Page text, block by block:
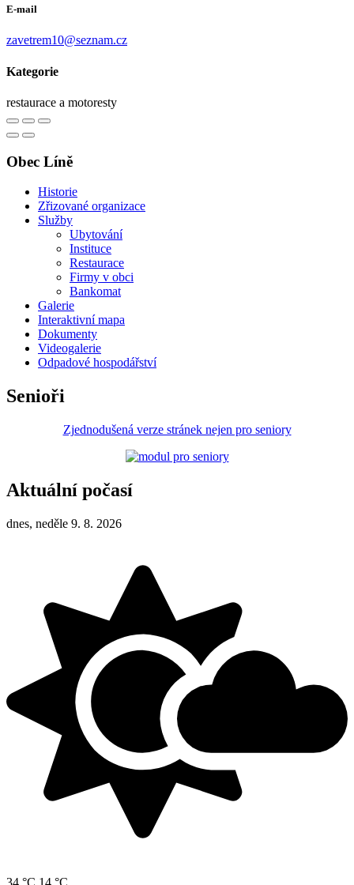
E-mail
zavetrem10@seznam.cz
Kategorie
restaurace a motoresty
Obec Líně
Historie
Zřizované organizace
Služby
Ubytování
Instituce
Restaurace
Firmy v obci
Bankomat
Galerie
Interaktivní mapa
Dokumenty
Videogalerie
Odpadové hospodářství
Senioři
Zjednodušená verze stránek nejen pro seniory
Aktuální počasí
dnes, neděle 9. 8. 2026
34 °C 14 °C